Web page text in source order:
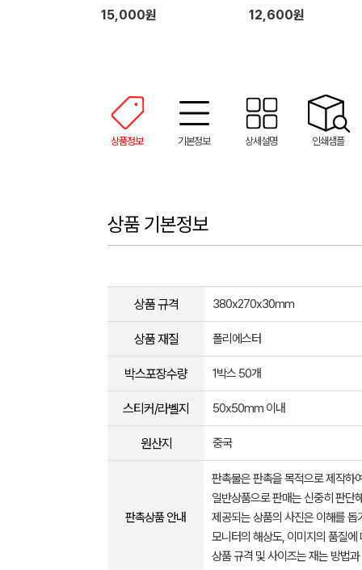
15,000원 12,600원
상품정보 기본정보 상세설명 인쇄샘플
상품 기본정보
상품 규격 380x270x30mm
상품 재질 폴리에스터
박스포장수량 1박스 50개
스티커/라벨지 50x50mm 이내
원산지 중국
판촉상품 안내
판촉물은 판촉을 목적으로 제작하
일반상품으로 판매는 신중히 판단
제공되는 상품의 사진은 이해를
모니터의 해상도, 이미지의 품질
상품 규격 및 사이즈는 재는 방법